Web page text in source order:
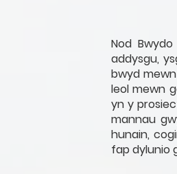
Nod
addysgu,
bwyd
leol mewn
yn y
mannau
hunain,
fap dylunio